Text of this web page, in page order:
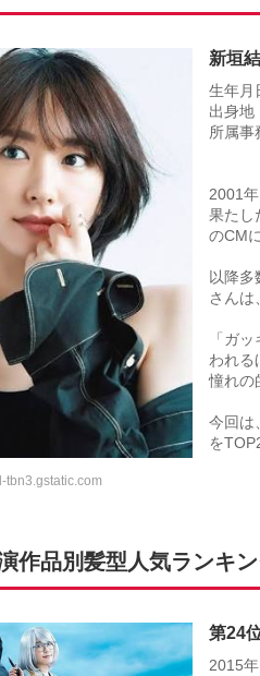
新垣
生年月
出身地
所属事
2001
果たし
のCM
以降多
さんは
「ガ
われる
憧れの
今回は
を
tbn3.gstatic.com
作品別髪型人気ランキ
第24
2015